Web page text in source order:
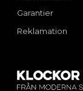
Garantier
Reklamation